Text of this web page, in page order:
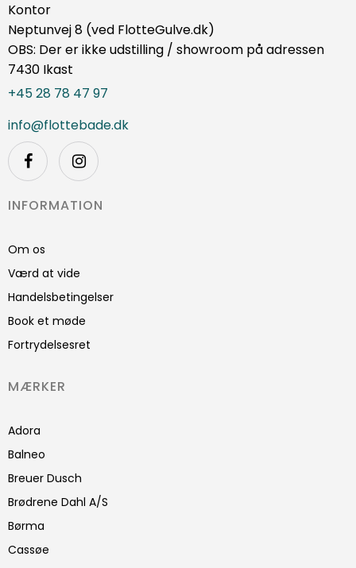
Kontor
Neptunvej 8 (ved FlotteGulve.dk)
OBS: Der er ikke udstilling / showroom på adressen
7430 Ikast
+45 28 78 47 97
info@flottebade.dk
INFORMATION
Om os
Værd at vide
Handelsbetingelser
Book et møde
Fortrydelsesret
MÆRKER
Adora
Balneo
Breuer Dusch
Brødrene Dahl A/S
Børma
Cassøe